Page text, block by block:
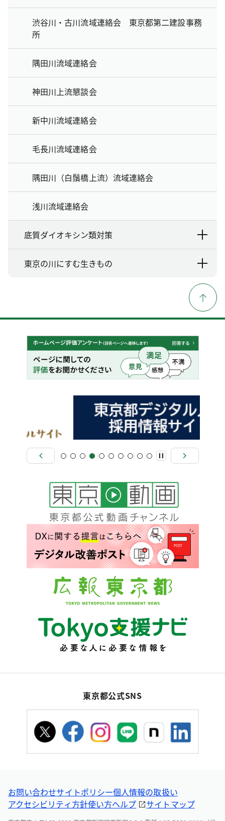
渋谷川・古川流域連絡会 東京都第二建設事務
所
隅田川流域連絡会
神田川上流懇談会
新中川流域連絡会
毛長川流域連絡会
隅田川（白鬚橋上流）流域連絡会
浅川流域連絡会
底質ダイオキシン類対策
東京の川にすむ生きもの
東京都公式SNS
お問い合わせサイトポリシー個人情報の取扱い
アクセシビリティ方針使い方ヘルプ サイトマップ